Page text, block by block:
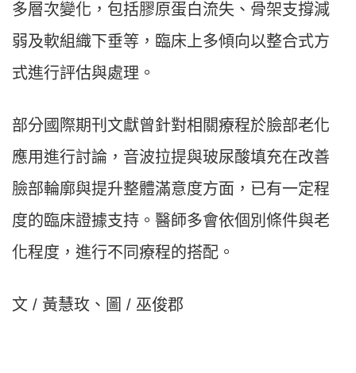
多層次變化，包括膠原蛋白流失、骨架支撐減
弱及軟組織下垂等，臨床上多傾向以整合式方
式進行評估與處理。
部分國際期刊文獻曾針對相關療程於臉部老化
應用進行討論，音波拉提與玻尿酸填充在改善
臉部輪廓與提升整體滿意度方面，已有一定程
度的臨床證據支持。醫師多會依個別條件與老
化程度，進行不同療程的搭配。
文 / 黃慧玫、圖 / 巫俊郡